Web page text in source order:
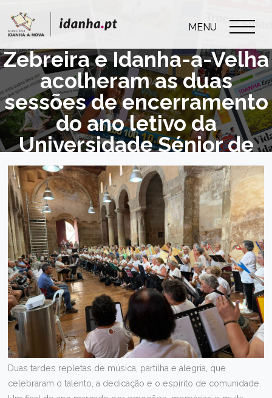
MENU
Zebreira e Idanha-a-Velha
acolheram as duas
sessões de encerramento
do ano letivo da
Universidade Sénior de
Idanha-a-Nova
Duas tardes repletas de música, partilha e alegria, que
celebraram o talento, a dedicação e o espírito de comunidade.